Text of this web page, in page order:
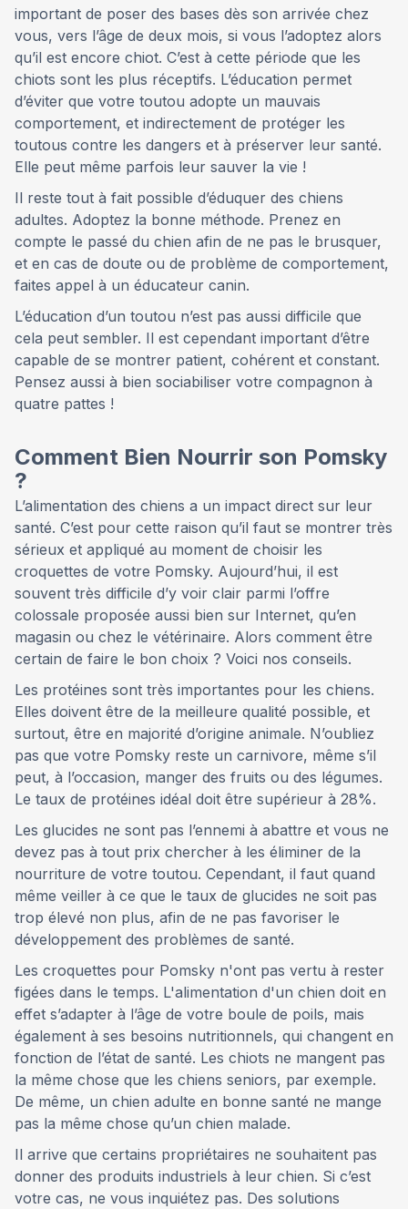
important de poser des bases dès son arrivée chez
vous, vers l’âge de deux mois, si vous l’adoptez alors
qu’il est encore chiot. C’est à cette période que les
chiots sont les plus réceptifs. L’éducation permet
d’éviter que votre toutou adopte un mauvais
comportement, et indirectement de protéger les
toutous contre les dangers et à préserver leur santé.
Elle peut même parfois leur sauver la vie !
Il reste tout à fait possible d’éduquer des chiens
adultes. Adoptez la bonne méthode. Prenez en
compte le passé du chien afin de ne pas le brusquer,
et en cas de doute ou de problème de comportement,
faites appel à un éducateur canin.
L’éducation d’un toutou n’est pas aussi difficile que
cela peut sembler. Il est cependant important d’être
capable de se montrer patient, cohérent et constant.
Pensez aussi à bien sociabiliser votre compagnon à
quatre pattes !
Comment Bien Nourrir son Pomsky
?
L’alimentation des chiens a un impact direct sur leur
santé. C’est pour cette raison qu’il faut se montrer très
sérieux et appliqué au moment de choisir les
croquettes de votre Pomsky. Aujourd’hui, il est
souvent très difficile d’y voir clair parmi l’offre
colossale proposée aussi bien sur Internet, qu’en
magasin ou chez le vétérinaire. Alors comment être
certain de faire le bon choix ? Voici nos conseils.
Les protéines sont très importantes pour les chiens.
Elles doivent être de la meilleure qualité possible, et
surtout, être en majorité d’origine animale. N’oubliez
pas que votre Pomsky reste un carnivore, même s’il
peut, à l’occasion, manger des fruits ou des légumes.
Le taux de protéines idéal doit être supérieur à 28%.
Les glucides ne sont pas l’ennemi à abattre et vous ne
devez pas à tout prix chercher à les éliminer de la
nourriture de votre toutou. Cependant, il faut quand
même veiller à ce que le taux de glucides ne soit pas
trop élevé non plus, afin de ne pas favoriser le
développement des problèmes de santé.
Les croquettes pour Pomsky n'ont pas vertu à rester
figées dans le temps. L'alimentation d'un chien doit en
effet s’adapter à l’âge de votre boule de poils, mais
également à ses besoins nutritionnels, qui changent en
fonction de l’état de santé. Les chiots ne mangent pas
la même chose que les chiens seniors, par exemple.
De même, un chien adulte en bonne santé ne mange
pas la même chose qu’un chien malade.
Il arrive que certains propriétaires ne souhaitent pas
donner des produits industriels à leur chien. Si c’est
votre cas, ne vous inquiétez pas. Des solutions